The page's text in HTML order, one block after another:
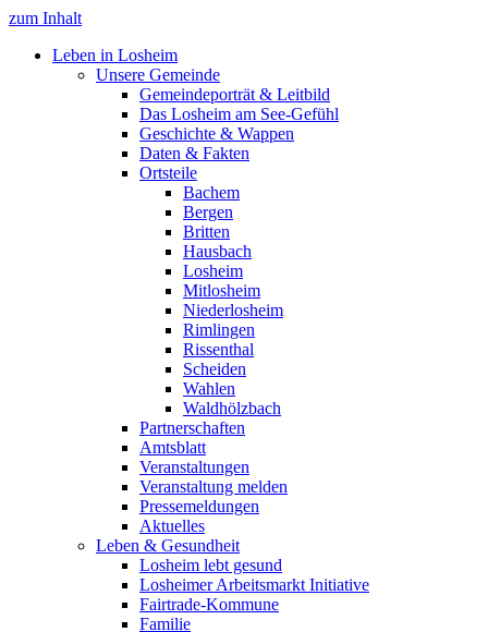
zum Inhalt
Leben in Losheim
Unsere Gemeinde
Gemeindeporträt & Leitbild
Das Losheim am See-Gefühl
Geschichte & Wappen
Daten & Fakten
Ortsteile
Bachem
Bergen
Britten
Hausbach
Losheim
Mitlosheim
Niederlosheim
Rimlingen
Rissenthal
Scheiden
Wahlen
Waldhölzbach
Partnerschaften
Amtsblatt
Veranstaltungen
Veranstaltung melden
Pressemeldungen
Aktuelles
Leben & Gesundheit
Losheim lebt gesund
Losheimer Arbeitsmarkt Initiative
Fairtrade-Kommune
Familie